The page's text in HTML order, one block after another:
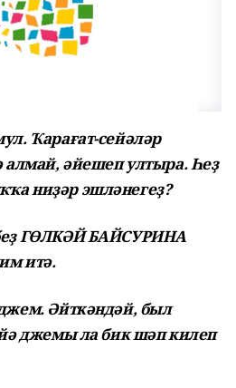
Ҡарағат-сейәләр
алмай, әйешеп ултыра. Һеҙ
ниҙәр эшләнегеҙ?
ГӨЛКӘЙ БАЙСУРИНА
итә.
Әйткәндәй, был
джемы ла бик шәп килеп